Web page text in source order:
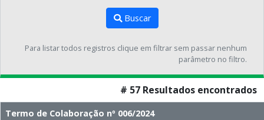
Buscar
Para listar todos registros clique em filtrar sem passar nenhum
parâmetro no filtro.
# 57 Resultados encontrados
Termo de Colaboração nº 006/2024